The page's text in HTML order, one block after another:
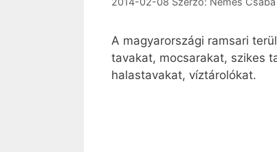
A magyarországi ramsari
tavakat, mocsarakat, szikes
halastavakat, víztárolókat.